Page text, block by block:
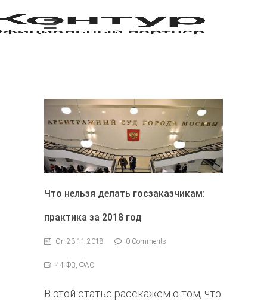
Что нельзя делать госзаказчикам:
практика за 2018 год
On 23.11.2018 0 Comments
44-ФЗ, ФАС
В этой статье расскажем о том, что